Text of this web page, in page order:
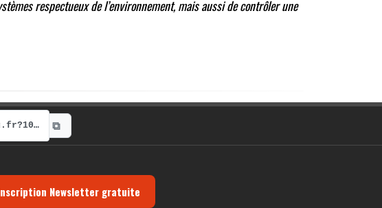
respectueux de l’environnement, mais aussi de contrôler une
https://radio-g.fr?10565 ⧉
Newsletter gratuite